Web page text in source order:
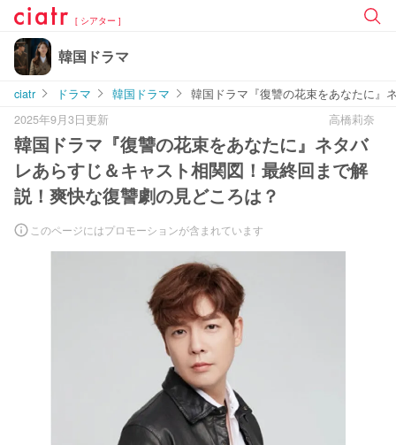
[ シアター ]
韓国ドラマ
ciatr ドラマ 韓国ドラマ
韓国ドラマ『復讐の花束をあなたに』
2025年9月3日更新
高橋莉奈
韓国ドラマ『復讐の花束をあなたに』ネタバ
レあらすじ＆キャスト相関図！最終回まで解
説！爽快な復讐劇の見どころは？
このページにはプロモーションが含まれています